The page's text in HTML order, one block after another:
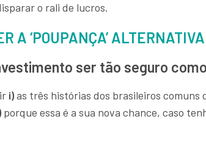
o rali de lucros.
A ‘POUPANÇA’
ser tão seguro
i)as três histórias dos brasileiros comuns
porque essa é a sua nova chance, caso